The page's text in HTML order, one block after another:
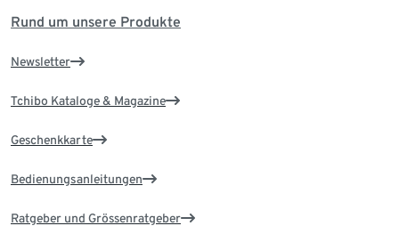
Rund um unsere Produkte
Newsletter
Tchibo Kataloge & Magazine
Geschenkkarte
Bedienungsanleitungen
Ratgeber und Grössenratgeber